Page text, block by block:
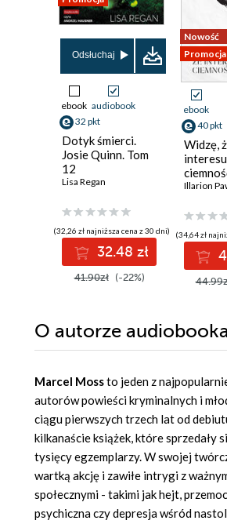
Odsłuchaj
ebook audiobook
32 pkt
Dotyk śmierci.
Josie Quinn. Tom
12
Lisa Regan
(32,26 zł najniższa cena z 30 dni)
32.48 zł
41.90zł (-22%)
Nowość
Promocja
ebook
40 pkt
Widzę,
Illarion
(34,64 zł
O autorze
Marcel Mossto jeden z
autorów powieści kryminalnych i
ciągu pierwszych trzech lat od
kilkanaście książek, które sprzedały
tysięcy egzemplarzy. W swojej
wartką akcję i zawiłe intrygi z
społecznymi - takimi jak hejt,
psychiczna czy depresja wśród